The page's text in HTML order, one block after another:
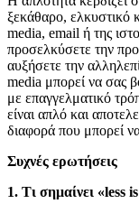
ξεκάθαρο, ελκυστικό
media, email ή της
προσελκύσετε την
αυξήσετε την
media μπορεί να σας
με επαγγελματικό
είναι απλό και
διαφορά που μπορεί
Συχνές ερωτήσεις
1. Τι σημαίνει «less